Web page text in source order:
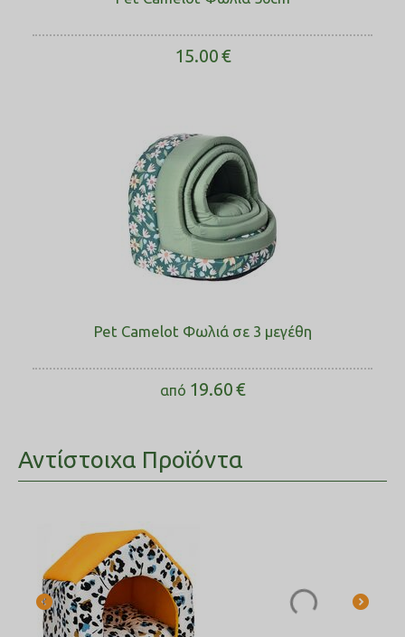
15.00€
Pet Camelot Φωλιά σε 3 μεγέθη
από 19.60€
Αντίστοιχα Προϊόντα